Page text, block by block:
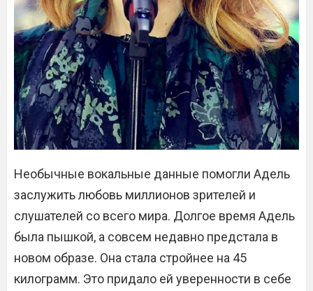
Необычные вокальные данные помогли Адель
заслужить любовь миллионов зрителей и
слушателей со всего мира. Долгое время Адель
была пышкой, а совсем недавно предстала в
новом образе. Она стала стройнее на 45
килограмм. Это придало ей уверенности в себе